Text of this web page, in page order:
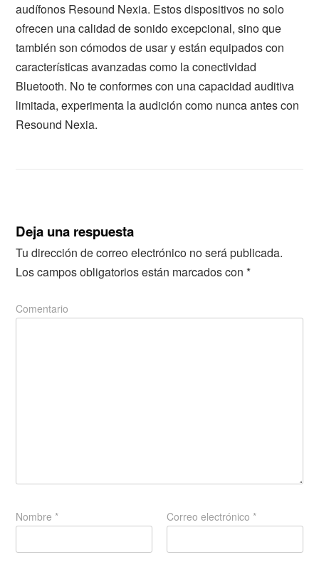
audífonos Resound Nexia. Estos dispositivos no solo
ofrecen una calidad de sonido excepcional, sino que
también son cómodos de usar y están equipados con
características avanzadas como la conectividad
Bluetooth. No te conformes con una capacidad auditiva
limitada, experimenta la audición como nunca antes con
Resound Nexia.
Deja una respuesta
Tu dirección de correo electrónico no será publicada.
Los campos obligatorios están marcados con*
Comentario
Nombre* Correo electrónico*